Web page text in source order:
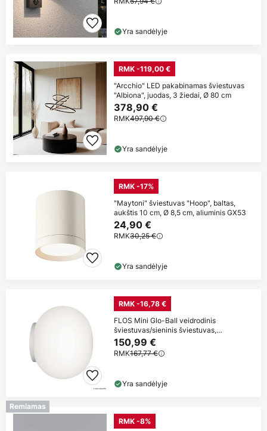
Yra sandėlyje
RMK -119,00 €
"Arcchio" LED pakabinamas šviestuvas
"Albiona", juodas, 3 žiedai, Ø 80 cm
378,90 €
RMK497,90 €
Yra sandėlyje
RMK -17%
"Maytoni" šviestuvas "Hoop", baltas,
aukštis 10 cm, Ø 8,5 cm, aliuminis GX53
24,90 €
RMK30,25 €
Yra sandėlyje
RMK -16,78 €
FLOS Mini Glo-Ball veidrodinis
šviestuvas/sieninis šviestuvas,
baltas/opalinis
150,99 €
RMK167,77 €
Yra sandėlyje
Remiamas
RMK -8%